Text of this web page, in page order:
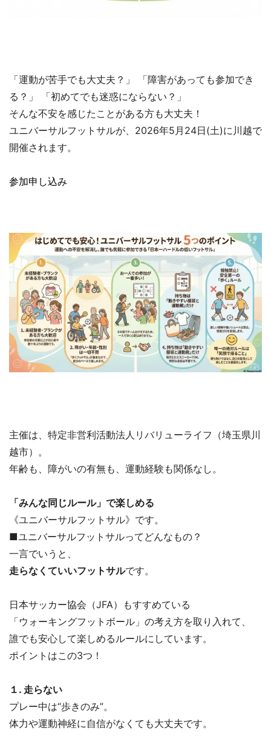
「運動が苦手でも大丈夫？」 「障害があっても参加でき
る？」 「初めてでも迷惑にならない？」
そんな不安を感じたことがある方も大丈夫！
ユニバーサルフットサルが、2026年5月24日(土)に川越で
開催されます。
参加申し込み
主催は、特定非営利活動法人リバリューライフ（埼玉県川
越市）。
年齢も、障がいの有無も、運動経験も関係なし。
「みんな同じルール」で楽しめる
《ユニバーサルフットサル》です。
■ユニバーサルフットサルってどんなもの？
一言でいうと、
走らなくていいフットサルです。
日本サッカー協会（JFA）もすすめている
「ウォーキングフットボール」の考え方を取り入れて、
誰でも安心して楽しめるルールにしています。
ポイントはこの3つ！
１. 走らない
プレー中は“歩きのみ”。
体力や運動神経に自信がなくても大丈夫です。